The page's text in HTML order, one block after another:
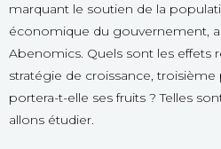
Infos de base
Dossiers
marquant le soutien de la
économique du gouvernement,
Abenomics. Quels sont les effets
stratégie de croissance,
portera-t-elle ses fruits ? Telles
allons étudier.